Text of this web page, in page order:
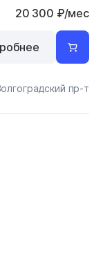
20 300 ₽/мес
пр-т